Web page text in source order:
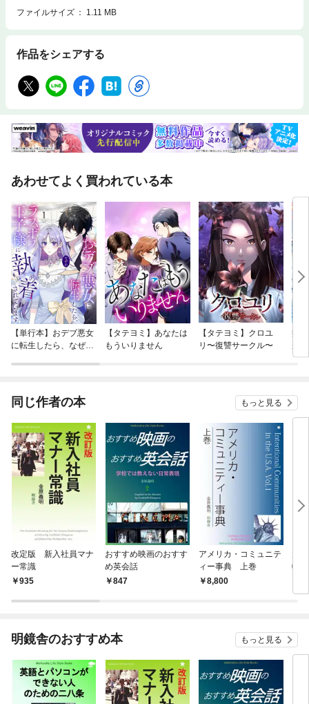
ファイルサイズ
1.11 MB
作品をシェアする
あわせてよく買われている本
【単行本】おデブ悪女
に転生したら、なぜか
【タテヨミ】あなたは
もういりません
【タテヨミ】クロユ
リ〜復讐サークル〜
病
が
ぎ
同じ作者の本 もっと見る
改定版 新入社員マナ
ー常識
935
おすすめ映画のおすす
め英会話
847
アメリカ・コミュニテ
ィー事典 上巻
8,800
物
明鏡舎のおすすめ本 もっと見る